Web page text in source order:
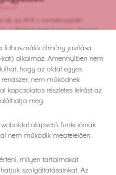
élmény javítása
alkalmaz. Amennyiben nem
hogy az oldal egyes
nem működnek
kapcsolatos részletes leírást az
meg.
weboldal alapvető funkcióinak
nem működik megfelelően.
milyen tartalmakat
szolgáltatásainkat. Az
az ÁFÁ-t tartalmazzák!
aCanva.comlicence alapján
fenntartva.
&György Nándor